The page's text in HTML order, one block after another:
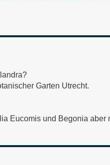
Garten Utrecht.
Eucomis und Begonia